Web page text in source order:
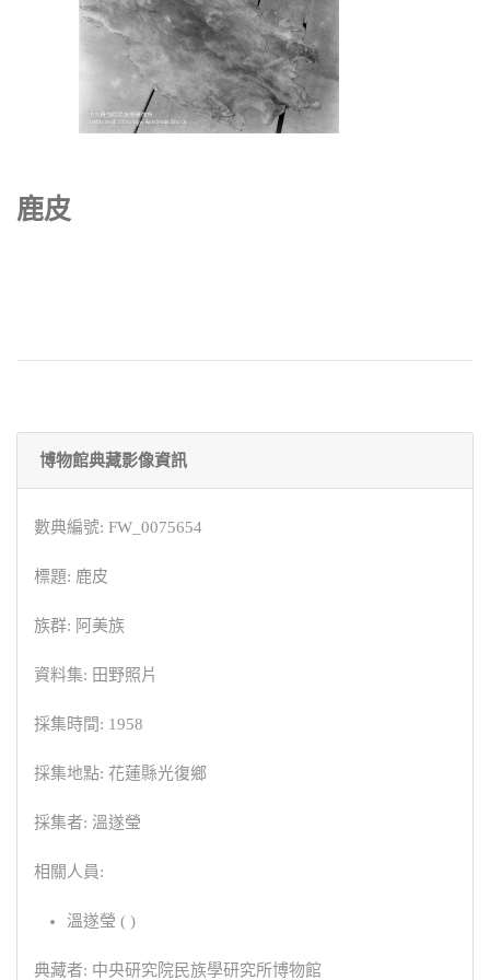
鹿皮
博物館典藏影像資訊
數典編號: FW_0075654
標題: 鹿皮
族群: 阿美族
資料集: 田野照片
採集時間: 1958
採集地點: 花蓮縣光復鄉
採集者: 溫遂瑩
相關人員:
溫遂瑩 ( )
典藏者: 中央研究院民族學研究所博物館